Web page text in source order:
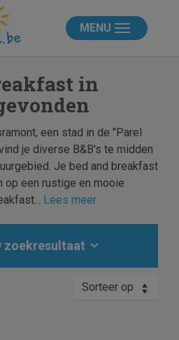
MENU
in
een stad in de "Parel
je diverse B&B's te midden
Je bed and breakfast
op een rustige en mooie
Lees meer
zoekresultaat
Sorteer op